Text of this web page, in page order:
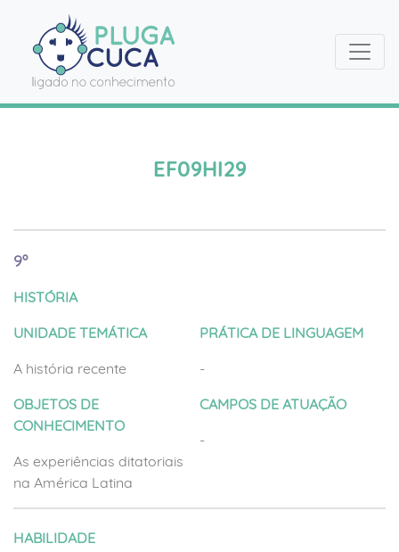
EF09HI29
9º
HISTÓRIA
UNIDADE TEMÁTICA
A história recente
OBJETOS DE
CONHECIMENTO
As experiências ditatoriais
na América Latina
PRÁTICA DE LINGUAGEM
-
CAMPOS DE ATUAÇÃO
-
HABILIDADE